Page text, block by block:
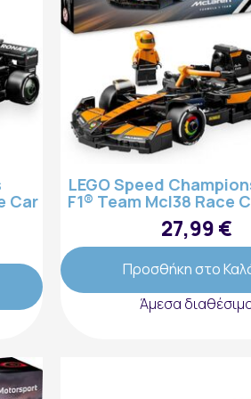
Car
LEGO Speed
F1® Team Mcl38 Race
27,99 €
Προσθήκη στο
Άμεσα